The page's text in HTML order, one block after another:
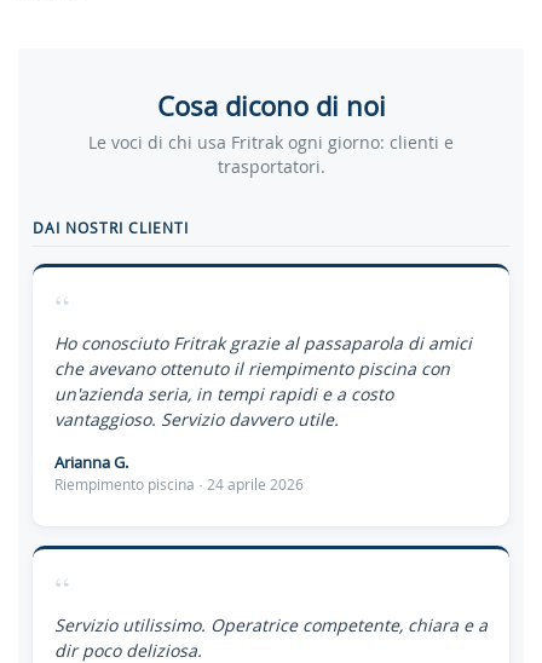
Cosa dicono di noi
Le voci di chi usa Fritrak ogni giorno: clienti e
trasportatori.
DAI NOSTRI CLIENTI
“
Ho conosciuto Fritrak grazie al passaparola di amici
che avevano ottenuto il riempimento piscina con
un'azienda seria, in tempi rapidi e a costo
vantaggioso. Servizio davvero utile.
Arianna G.
Riempimento piscina · 24 aprile 2026
“
Servizio utilissimo. Operatrice competente, chiara e a
dir poco deliziosa.